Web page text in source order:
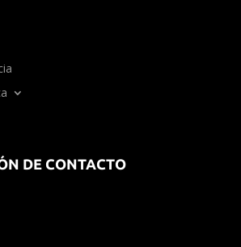
DE CONTACTO